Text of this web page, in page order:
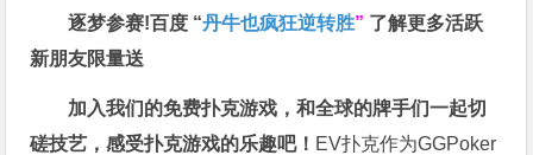
逐梦参赛!百度 “丹牛也疯狂逆转胜” 了解更多活跃
新朋友限量送
加入我们的免费扑克游戏，和全球的牌手们一起切
磋技艺，感受扑克游戏的乐趣吧！ EV扑克作为GGPoker